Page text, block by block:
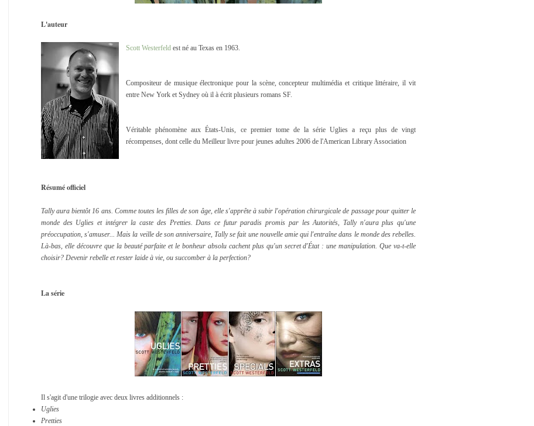
L'auteur
Scott Westerfeld est né au Texas en 1963.
Compositeur de musique électronique pour la scène, concepteur multimédia et critique littéraire, il vit
entre New York et Sydney où il à écrit plusieurs romans SF.
Véritable phénomène aux États-Unis, ce premier tome de la série Uglies a reçu plus de vingt
récompenses, dont celle du Meilleur livre pour jeunes adultes 2006 de l'American Library Association
Résumé officiel
Tally aura bientôt 16 ans. Comme toutes les filles de son âge, elle s'apprête à subir l'opération chirurgicale de passage pour quitter le
monde des Uglies et intégrer la caste des Pretties. Dans ce futur paradis promis par les Autorités, Tally n'aura plus qu'une
préoccupation, s'amuser... Mais la veille de son anniversaire, Tally se fait une nouvelle amie qui l'entraîne dans le monde des rebelles.
Là-bas, elle découvre que la beauté parfaite et le bonheur absolu cachent plus qu'un secret d'État : une manipulation. Que va-t-elle
choisir? Devenir rebelle et rester laide à vie, ou succomber à la perfection?
La série
Il s'agit d'une trilogie avec deux livres additionnels :
Uglies
Pretties